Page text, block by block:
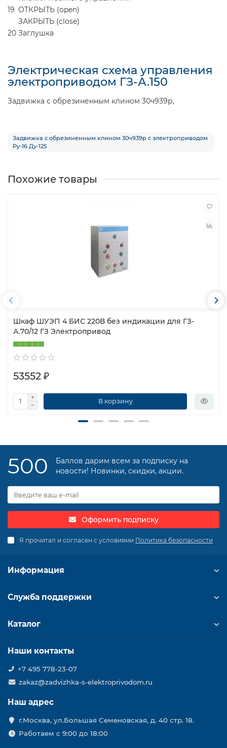
19 ОТКРЫТЬ (open)
ЗАКРЫТЬ (close)
20 Заглушка
Электрическая схема управления
электроприводом ГЗ-А.150
Задвижка с обрезиненным клином 30ч939р,
Задвижка с обрезиненным клином 30ч939р с электроприводом
Ру-16 Ду-125
Похожие товары
Шкаф ШУЭП 4 БИС 220В без индикации для ГЗ-
А.70/12 ГЗ Электропривод
53552 ₽
В корзину
500
Баллов дарим всем за подписку на
новости! Новинки, скидки, акции.
Оформить подписку
Я прочитал и согласен с условиями Политика безопасности
Информация
Служба поддержки
Каталог
Наши контакты
+7 495 778-23-07
zakaz@zadvizhka-s-elektroprivodom.ru
Наш адрес
г.Москва, ул.Большая Семеновская, д. 40 стр. 18.
Работаем с 9:00 до 18:00